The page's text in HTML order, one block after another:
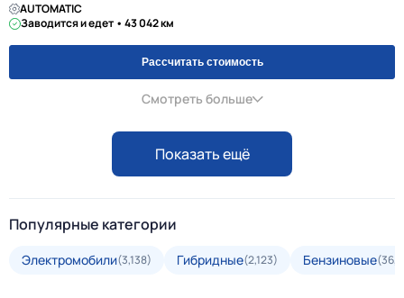
AUTOMATIC
Заводится и едет • 43 042 км
Рассчитать стоимость
Смотреть больше
Показать ещё
Популярные категории
Электромобили(3,138) Гибридные(2,123) Бензиновые